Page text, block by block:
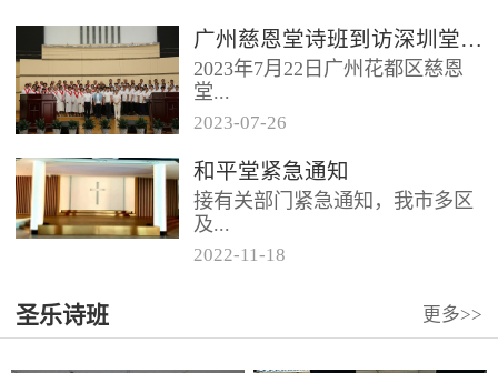
广州慈恩堂诗班到访深圳堂、和平堂
2023年7月22日广州花都区慈恩
堂...
联合诗班在叶海莲牧师的带领
下，先后到访基督教和平堂、深
圳堂。 上午和平堂教...
2023-07-26
和平堂紧急通知
接有关部门紧急通知，我市多区
及...
况比较复杂。基督教和平堂自11
月19日起，执行实施“双暂停”
2022-11 -18
圣乐诗班 更多>>